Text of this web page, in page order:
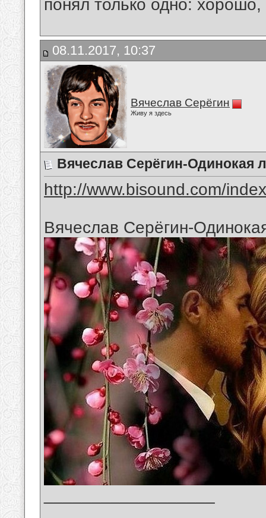
понял только одно:
08.11.2017, 10:37
Вячеслав Серёгин
Живу я здесь
Вячеслав Серёгин-Одинокая
http://www.bisound.com/
Вячеслав Серёгин-